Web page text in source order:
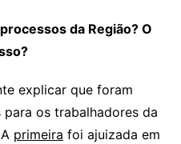
da Região? O
explicar que foram
os trabalhadores da
primeira foi ajuizada em